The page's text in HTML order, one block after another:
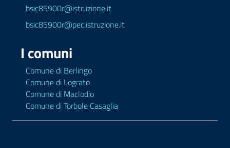
bsic85900r@istruzione.it
bsic85900r@pec.istruzione.it
I comuni
Comune di Berlingo
Comune di Lograto
Comune di Maclodio
Comune di Torbole Casaglia